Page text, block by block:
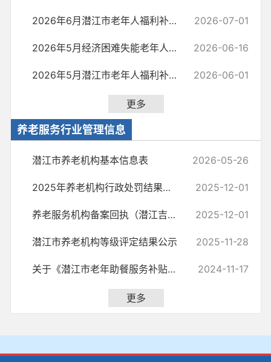
2026年6月潜江市老年人福利补贴发放公示 2026-07-01
2026年5月经济困难失能老年人集中照护补助发放明细表 2026-06-16
2026年5月潜江市老年人福利补贴发放公示 2026-06-01
更多
养老服务行业管理信息
潜江市养老机构基本信息表 2026-05-26
2025年养老机构行政处罚结果公示 2025-12-01
养老服务机构备案回执（潜江吉年养老服务有限公司） 2025-12-01
潜江市养老机构等级评定结果公示 2025-11-28
关于《潜江市老年助餐服务补贴方案（试行）》公开征求意见的通知 2024-11-17
更多